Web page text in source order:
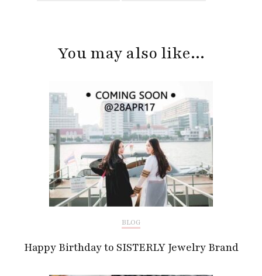
You may also like...
BLOG
Happy Birthday to SISTERLY Jewelry Brand